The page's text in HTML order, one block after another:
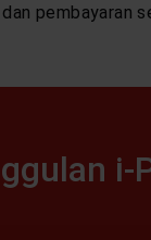
pembayaran
i-